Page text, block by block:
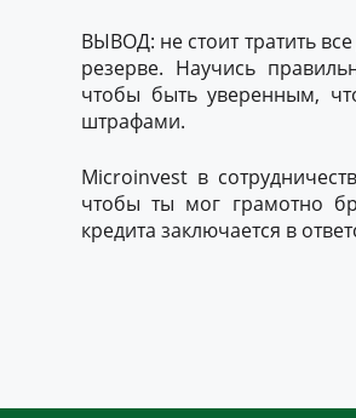
ВЫВОД: не стоит тратить
резерве. Научись
чтобы быть уверенным,
штрафами.
Microinvest в
чтобы ты мог грамотно
кредита заключается в